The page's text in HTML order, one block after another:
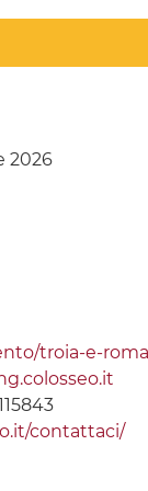
2026
troia-e-
contattaci/